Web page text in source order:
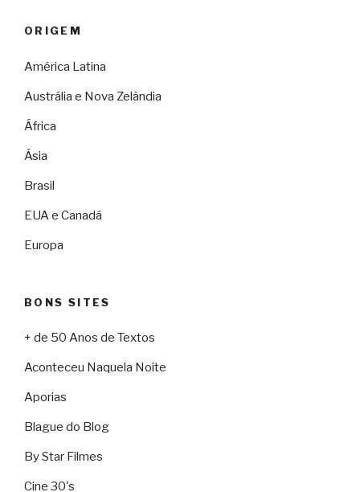
ORIGEM
América Latina
Austrália e Nova Zelândia
África
Ásia
Brasil
EUA e Canadá
Europa
BONS SITES
+ de 50 Anos de Textos
Aconteceu Naquela Noite
Aporias
Blague do Blog
By Star Filmes
Cine 30's